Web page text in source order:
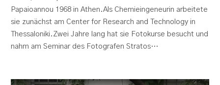
Papaioannou 1968 in Athen.Als Chemieingeneurin arbeitete
sie zunächst am Center for Research and Technology in
Thessaloniki.Zwei Jahre lang hat sie Fotokurse besucht und
nahm am Seminar des Fotografen Stratos…